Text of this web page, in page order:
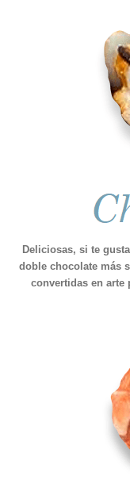
Deliciosas, si te
doble chocolate más
convertidas en arte